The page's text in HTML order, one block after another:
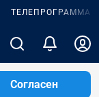
ТЕЛЕПРОГРАММА
Согласен